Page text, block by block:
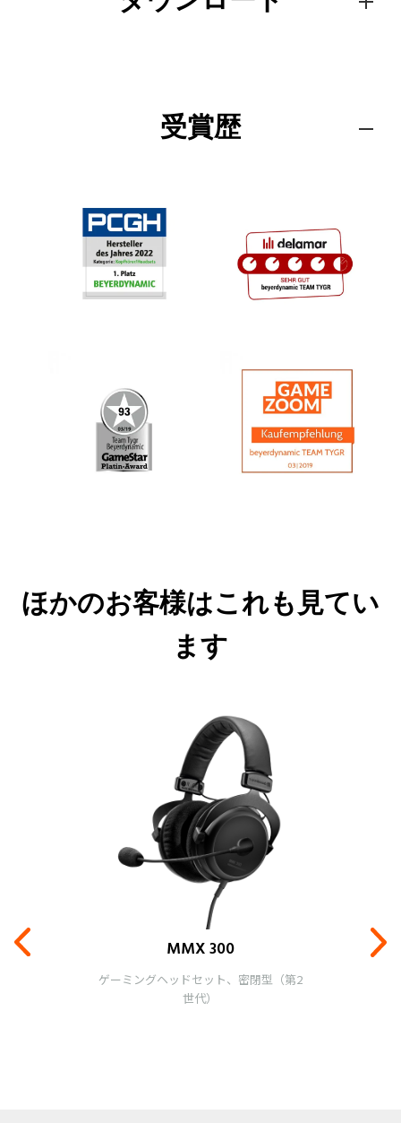
受賞歴
ほかのお客様はこれも見てい
ます
MMX 300
ゲーミングヘッドセット、密閉型（第2
世代）